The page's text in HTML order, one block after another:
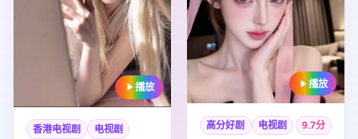
播放
香港电视剧
电视剧
播放
高分好剧 电视剧 9.7分